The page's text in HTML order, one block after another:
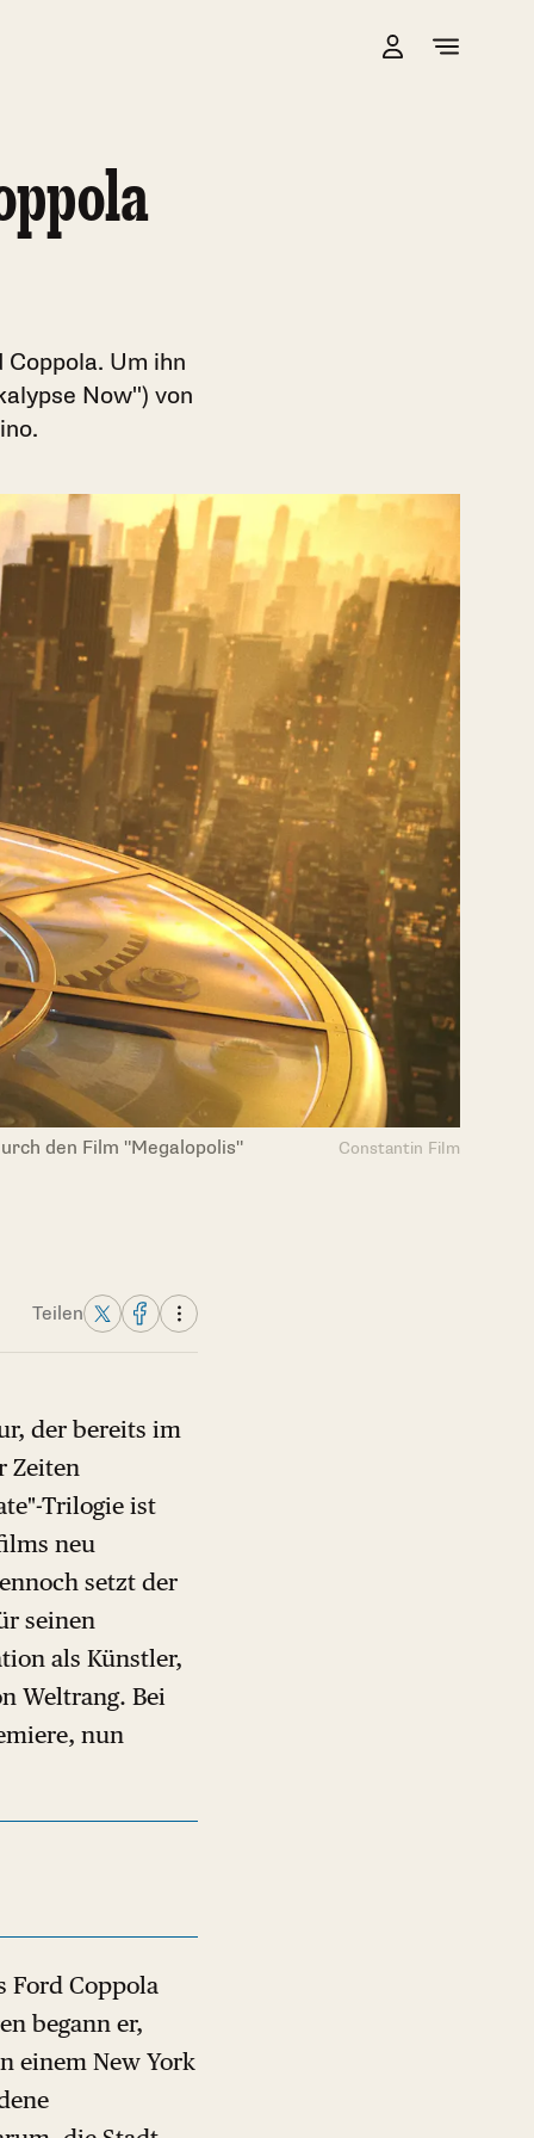
Um ihn
Now") von
den Film "Megalopolis" Constantin Film
Teilen
der bereits im
Zeiten
Trilogie ist
neu
setzt der
seinen
als Künstler,
Weltrang. Bei
nun
Ford Coppola
begann er,
einem New York